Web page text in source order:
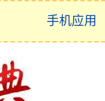
手机应用